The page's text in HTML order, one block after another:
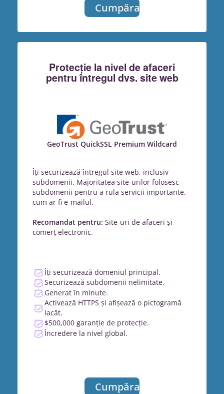
Cumpărați
Protecție la nivel de afaceri
pentru întregul dvs. site web
GeoTrust QuickSSL Premium Wildcard
Îți securizează întregul site web, inclusiv
subdomenii. Majoritatea site-urilor folosesc
subdomenii pentru a rula servicii importante,
cum ar fi e-mailul.
Recomandat pentru: Site-uri de afaceri și
comerț electronic.
Îți securizează domeniul principal.
Securizează subdomenii nelimitate.
Generat în minute.
Activează HTTPS și afișează o pictogramă
lacăt.
$500,000 garanție de protecție.
Încredere la nivel global.
Cumpărați